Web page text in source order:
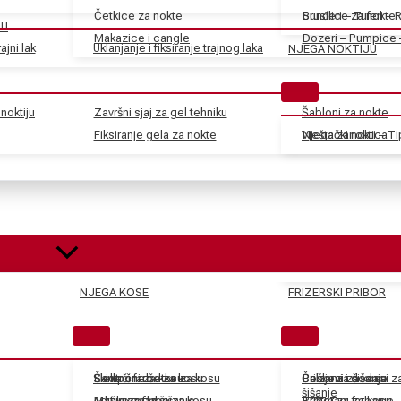
lak Uklanjanje i fiksiranje trajnog laka
Završni sjaj za gel tehniku
Fiksiranje gela za nokte
Šabloni za nokte
Vještački nokti –
Četkice za nokte
Makazice i cangle
Sunđeri – Tuferi –
Dozeri – Pumpice
Brusilice za nokte
NJEGA NOKTIJU
Njega zanoktica
Skidači farbe za kosu
Električne četke za kosu
Češljevi i dodaci
šišanje
NJEGA KOSE
Šamponi za kosu
Balzami za kosu
FRIZERSKI PRIBOR
Pribor za šišanje